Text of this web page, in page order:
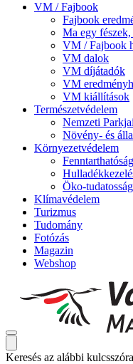
VM / Fajbook
Fajbook
Ma egy
VM / Fajbook
VM dalok
VM díjátadók
VM
VM kiállítások
Természetvédelem
Nemzeti
Növény- és
Környezetvédelem
Fenntarthatóság
Öko-tudatosság
Klímavédelem
Turizmus
Tudomány
Fotózás
Magazin
Webshop
Keresés az alábbi